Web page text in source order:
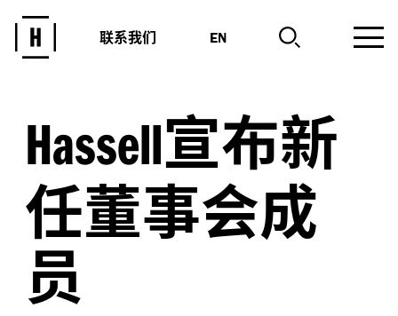
联系我们 EN
Hassell宣布新
任董事会成
员